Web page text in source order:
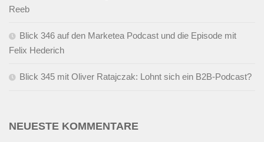
Reeb
Blick 346 auf den Marketea Podcast und die Episode mit
Felix Hederich
Blick 345 mit Oliver Ratajczak: Lohnt sich ein B2B-Podcast?
NEUESTE KOMMENTARE